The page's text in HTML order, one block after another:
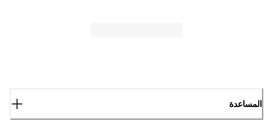
المساعدة